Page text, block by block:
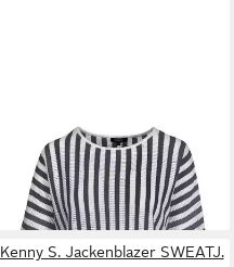
STREIFEN
62,99 € 69,99 €
-10%
Kenny S. Jackenblazer SWEATJ.